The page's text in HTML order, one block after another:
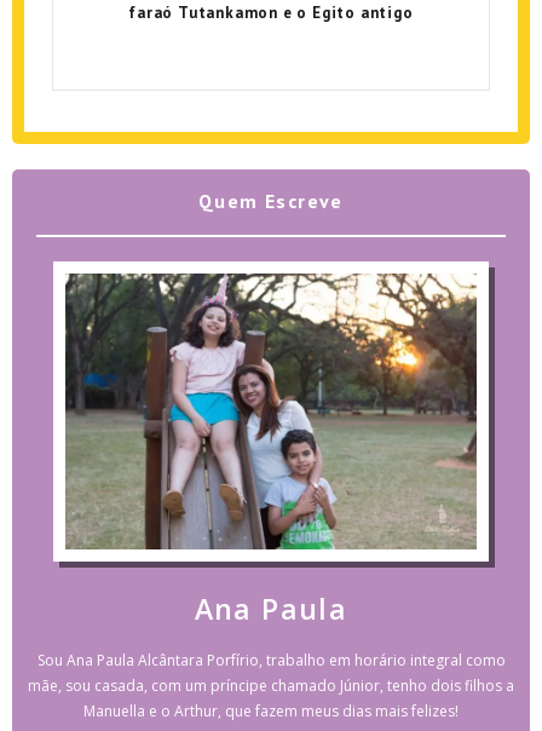
faraó Tutankamon e o Egito antigo
Quem Escreve
Ana Paula
Sou Ana Paula Alcântara Porfírio, trabalho em horário integral como
mãe, sou casada, com um príncipe chamado Júnior, tenho dois filhos a
Manuella e o Arthur, que fazem meus dias mais felizes!